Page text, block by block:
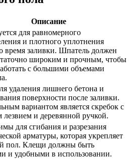
Описание
для равномерного
и плотного уплотнения
время заливки. Шпатель должен
широким и прочным, чтобы
с большими объемами
удаления лишнего бетона и
поверхности после заливки.
вариантом является скребок с
лезвием и деревянной ручкой.
для сгибания и разрезания
арматуры, которая укрепляет
пол. Клещи должны быть
и удобными в использовании.